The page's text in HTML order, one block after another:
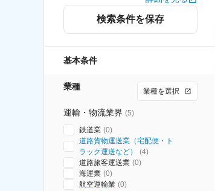
検索条件を保存
基本条件
業種 業種を選択
運輸・物流業界 (5)
鉄道業 (0)
道路貨物運送業（宅配便・ト
ラック運送など）
(4)
道路旅客運送業 (0)
海運業 (0)
航空運輸業 (0)